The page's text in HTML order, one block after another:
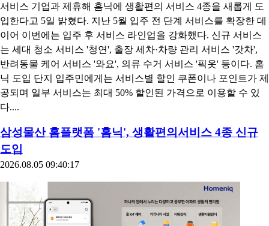
서비스 기업과 제휴해 홈닉에 생활편의 서비스 4종을 새롭게 도
입한다고 5일 밝혔다. 지난 5월 입주 전 단계 서비스를 확장한 데
이어 이번에는 입주 후 서비스 라인업을 강화했다. 신규 서비스
는 세대 청소 서비스 '청연', 출장 세차·차량 관리 서비스 '갓차',
반려동물 케어 서비스 '와요', 의류 수거 서비스 '픽옷' 등이다. 홈
닉 도입 단지 입주민에게는 서비스별 할인 쿠폰이나 포인트가 제
공되며 일부 서비스는 최대 50% 할인된 가격으로 이용할 수 있
다....
삼성물산 홈플랫폼 '홈닉', 생활편의서비스 4종 신규
도입
2026.08.05 09:40:17